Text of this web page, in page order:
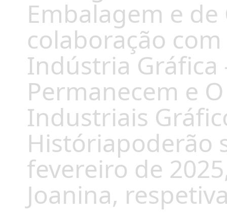
Embalagem e
colaboração
Indústria
Permanecem e
Industriais
Históriapoderão
fevereiro de
Joanina,